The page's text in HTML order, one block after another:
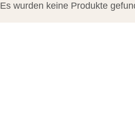
Es wurden keine Produkte